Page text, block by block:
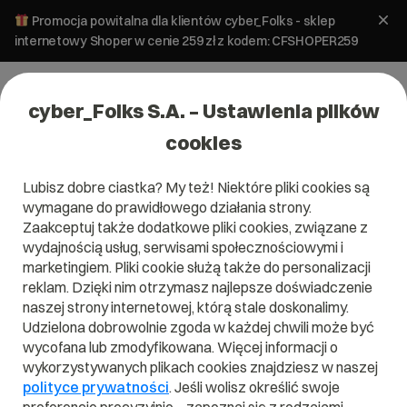
Promocja powitalna dla klientów cyber_Folks - sklep
internetowy Shoper w cenie 259 zł z kodem: CFSHOPER259
#http/2
cyber_Folks S.A. – Ustawienia plików
cookies
Lubisz dobre ciastka? My też! Niektóre pliki cookies są
wymagane do prawidłowego działania strony.
Zaakceptuj także dodatkowe pliki cookies, związane z
wydajnością usług, serwisami społecznościowymi i
marketingiem. Pliki cookie służą także do personalizacji
reklam. Dzięki nim otrzymasz najlepsze doświadczenie
naszej strony internetowej, którą stale doskonalimy.
Udzielona dobrowolnie zgoda w każdej chwili może być
wycofana lub zmodyfikowana. Więcej informacji o
wykorzystywanych plikach cookies znajdziesz w naszej
polityce prywatności. Jeśli wolisz określić swoje